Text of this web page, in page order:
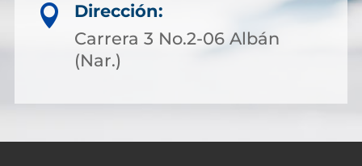

Dirección:
Carrera 3 No.2-06 Albán
(Nar.)